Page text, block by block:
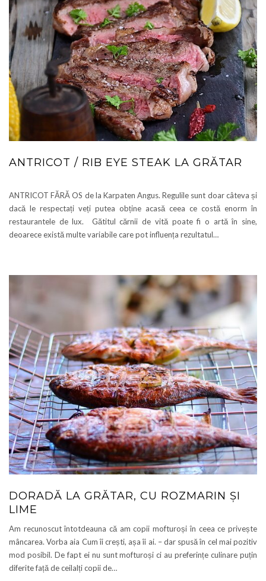
ANTRICOT / RIB EYE STEAK LA GRĂTAR
ANTRICOT FĂRĂ OS de la Karpaten Angus. Regulile sunt doar câteva și
dacă le respectați veți putea obține acasă ceea ce costă enorm în
restaurantele de lux. Gătitul cărnii de vită poate fi o artă în sine,
deoarece există multe variabile care pot influența rezultatul…
DORADĂ LA GRĂTAR, CU ROZMARIN ȘI
LIME
Am recunoscut întotdeauna că am copii mofturoși în ceea ce privește
mâncarea. Vorba aia Cum îi crești, așa îi ai. – dar spusă în cel mai pozitiv
mod posibil. De fapt ei nu sunt mofturoși ci au preferințe culinare puțin
diferite față de ceilalți copii de…